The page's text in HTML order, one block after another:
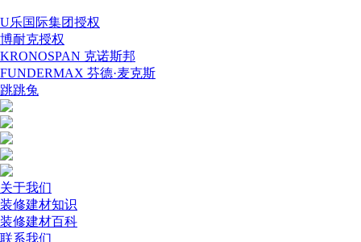
U乐国际集团授权
博耐克授权
KRONOSPAN 克诺斯邦
FUNDERMAX 芬德·麦克斯
跳跳兔
关于我们
装修建材知识
装修建材百科
联系我们